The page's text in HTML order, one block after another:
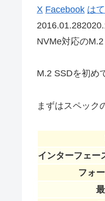
X Facebook は
2016.01.28
NVMe対応の
M.2 SSDを初め
まずはスペック
インターフェー
フォ